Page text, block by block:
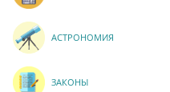
АСТРОНОМИЯ
ЗАКОНЫ